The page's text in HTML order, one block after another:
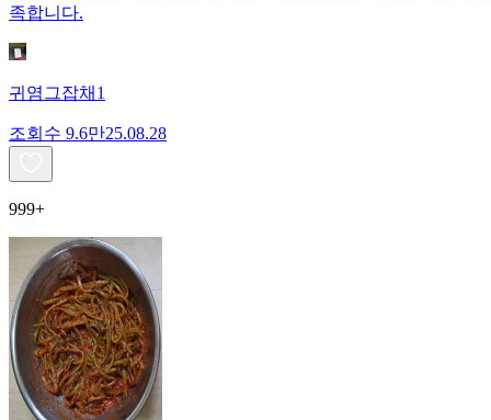
족합니다.
귀염그잡채1
조회수 9.6만25.08.28
999+